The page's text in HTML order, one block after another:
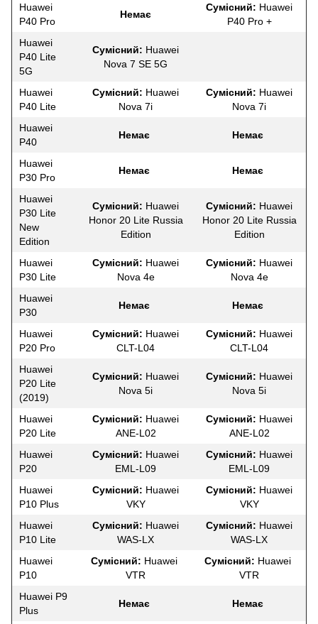
Huawei
P40 Pro
Немає
Сумісний: Huawei
P40 Pro +
Huawei
P40 Lite
5G
Сумісний: Huawei
Nova 7 SE 5G
Huawei
P40 Lite
Сумісний: Huawei
Nova 7i
Сумісний: Huawei
Nova 7i
Huawei
P40
Немає Немає
Huawei
P30 Pro
Немає Немає
Huawei
P30 Lite
New
Edition
Сумісний: Huawei
Honor 20 Lite Russia
Edition
Сумісний: Huawei
Honor 20 Lite Russia
Edition
Huawei
P30 Lite
Сумісний: Huawei
Nova 4e
Сумісний: Huawei
Nova 4e
Huawei
P30
Немає Немає
Huawei
P20 Pro
Сумісний: Huawei
CLT-L04
Сумісний: Huawei
CLT-L04
Huawei
P20 Lite
(2019)
Сумісний: Huawei
Nova 5i
Сумісний: Huawei
Nova 5i
Huawei
P20 Lite
Сумісний: Huawei
ANE-L02
Сумісний: Huawei
ANE-L02
Huawei
P20
Сумісний: Huawei
EML-L09
Сумісний: Huawei
EML-L09
Huawei
P10 Plus
Сумісний: Huawei
VKY
Сумісний: Huawei
VKY
Huawei
P10 Lite
Сумісний: Huawei
WAS-LX
Сумісний: Huawei
WAS-LX
Huawei
P10
Сумісний: Huawei
VTR
Сумісний: Huawei
VTR
Huawei P9
Plus
Немає Немає